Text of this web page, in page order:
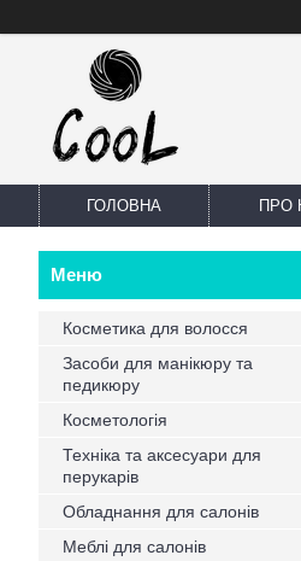
ГОЛОВНА ПРО
Косметика для волосся
Засоби для манікюру та
педикюру
Косметологія
Техніка та аксесуари для
перукарів
Обладнання для салонів
Меблі для салонів